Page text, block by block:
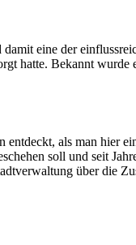
eine der
hatte. Bekannt wurde
als man hier
soll und seit
über die